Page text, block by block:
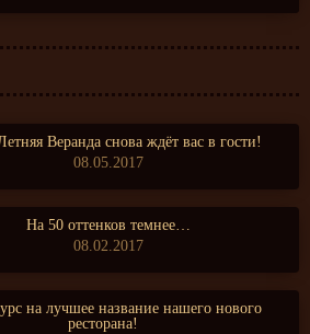
Веранда снова ждёт вас в гости!
08.05.2017
На 50 оттенков темнее…
08.02.2017
на лучшее название нашего нового
ресторана!